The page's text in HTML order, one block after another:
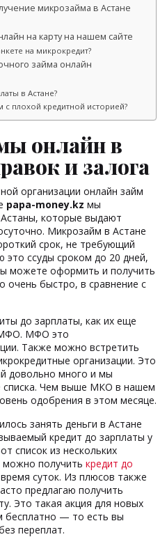
микрозайма в Астане
на карту на нашем сайте
на микрокредит?
займа онлайн
в Астане?
плохой кредитной историей?
онлайн в
и залога
организации онлайн займ
papa-money.kz мы
которые выдают
Микрозайм в Астане
срок, не требующий
это ссуды сроком до 20 дней,
можете оформить и получить
очень быстро, в сравнение с
до зарплаты, как их еще
МФО. МФО это
Также можно встретить
организации. Это
довольно много и мы
списка. Чем выше МКО в нашем
одобрения в этом месяце.
занять деньги в Астане
кредит до зарплаты у
список из нескольких
можно получить кредит до
суток. Из плюсов также
предлагаю получить
Это такая акция для новых
бесплатно — то есть вы
переплат.